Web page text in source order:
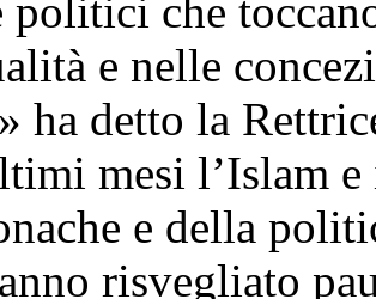
politici che
e nelle
ha detto la
mesi l’Islam
e della
risvegliato